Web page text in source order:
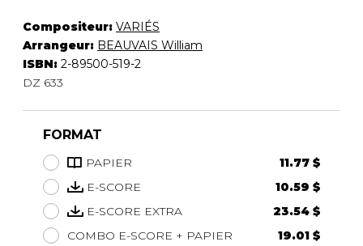
Compositeur: VARIÉS
Arrangeur: BEAUVAIS William
ISBN: 2-89500-519-2
DZ 633
FORMAT
PAPIER
11.77 $
E-SCORE
10.59 $
E-SCORE EXTRA
23.54 $
COMBO E-SCORE + PAPIER
19.01 $